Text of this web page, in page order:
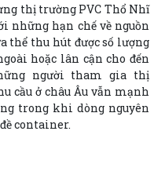
thị trường PVC Thổ Nhĩ
những hạn chế về nguồn
thể thu hút được số lượng
hoặc lân cận cho đến
người tham gia thị
cầu ở châu Âu vẫn mạnh
trong khi dòng nguyên
container.